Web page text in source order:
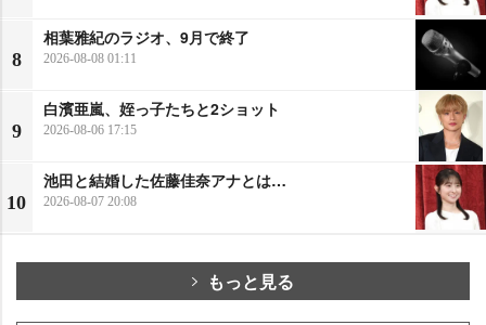
8
相葉雅紀のラジオ、9月で終了
2026-08-08 01:11
9
白濱亜嵐、姪っ子たちと2ショット
2026-08-06 17:15
10
池田と結婚した佐藤佳奈アナとは…
2026-08-07 20:08
もっと見る